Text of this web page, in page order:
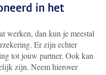
in het
werken, dan kun je meestal
Er zijn echter
tot jouw partner. Ook kan
zijn. Neem hierover